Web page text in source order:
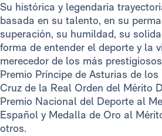
Su histórica y legendaria
basada en su talento, en su
superación, su humildad, su
forma de entender el deporte y la
merecedor de los más
Premio Príncipe de Asturias de
Cruz de la Real Orden del Mérito
Premio Nacional del Deporte al
Español y Medalla de Oro al
otros.